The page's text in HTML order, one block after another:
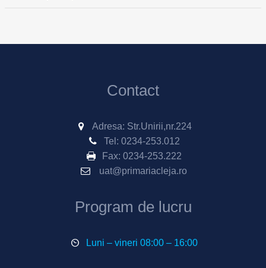
Contact
Adresa: Str.Unirii,nr.224
Tel: 0234-253.012
Fax: 0234-253.222
uat@primariacleja.ro
Program de lucru
Luni – vineri 08:00 – 16:00